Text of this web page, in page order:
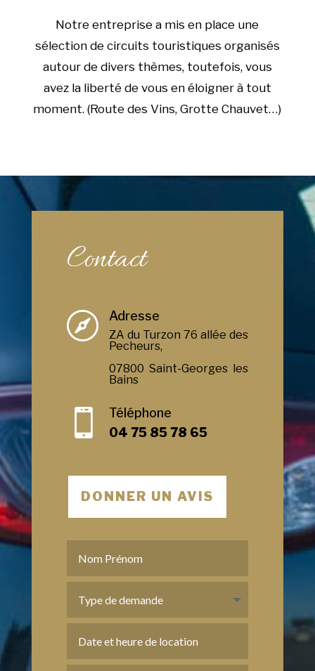
Notre entreprise a mis en place une
sélection de circuits touristiques organisés
autour de divers thèmes, toutefois, vous
avez la liberté de vous en éloigner à tout
moment. (Route des Vins, Grotte Chauvet…)
Contact
 Adresse
ZA du Turzon 76 allée des
Pecheurs,
07800 Saint-Georges les
Bains

Téléphone
04 75 85 78 65
DONNER UN AVIS